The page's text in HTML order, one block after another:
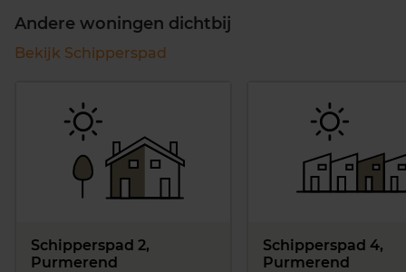
Andere woningen dichtbij
Bekijk Schipperspad
Schipperspad 2,
Purmerend
Schipperspad 4,
Purmerend